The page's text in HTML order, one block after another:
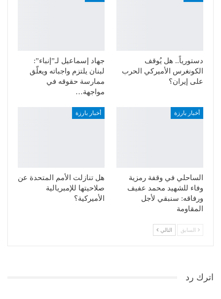
دستورياً.. هل يُوقف
الكونغرس الأميركي الحرب
على إيران؟
جهاد إسماعيل لـ”إنباء”:
لبنان يلتزم واجباته ويعلّق
ممارسة حقوقه في
مواجهة…
أخبار بارزة
الساحلي في وقفة رمزية
وفاء للشهيد محمد عفيف
ورفاقه: سنبقي لأجل
المقاومة
أخبار بارزة
هل تنازلت الأمم المتحدة عن
صلاحيتها للإمبريالية
الأميركية؟
السابق التالي
اترك رد